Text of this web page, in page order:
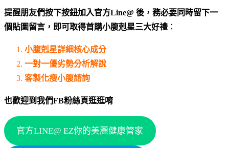
提醒朋友們按下按鈕加入官方Line@ 後，務必要同時留下一
個貼圖留言，即可取得首購小腹剋星三大好禮 ：
小腹剋星詳細核心成分
一對一優劣勢分析解說
客製化瘦小腹諮詢
也歡迎到我們FB粉絲頁逛逛唷
官方LINE@ EZ你的美麗健康管家